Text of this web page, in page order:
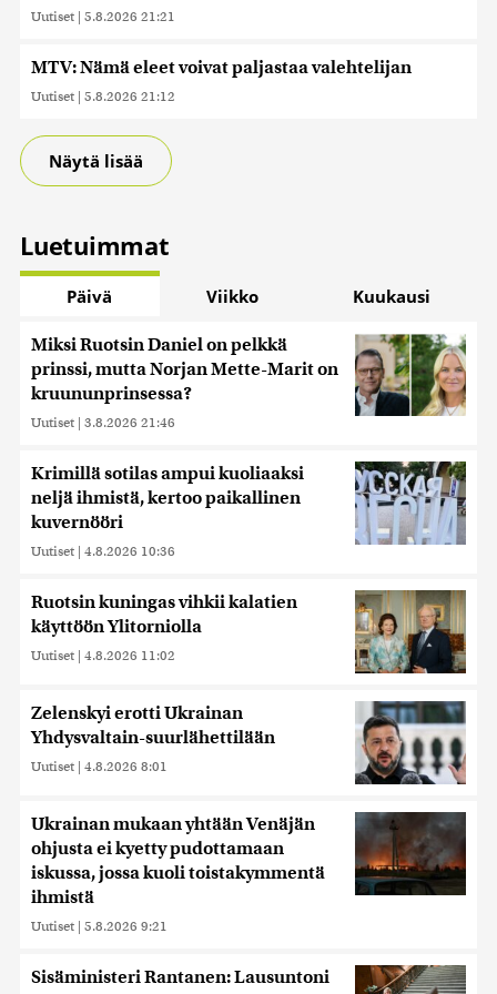
Uutiset | 5.8.2026 21:21
MTV: Nämä eleet voivat paljastaa valehtelijan
Uutiset | 5.8.2026 21:12
Näytä lisää
Luetuimmat
Päivä Viikko Kuukausi
Miksi Ruotsin Daniel on pelkkä
prinssi, mutta Norjan Mette-Marit on
kruununprinsessa?
Uutiset | 3.8.2026 21:46
Krimillä sotilas ampui kuoliaaksi
neljä ihmistä, kertoo paikallinen
kuvernööri
Uutiset | 4.8.2026 10:36
Ruotsin kuningas vihkii kalatien
käyttöön Ylitorniolla
Uutiset | 4.8.2026 11:02
Zelenskyi erotti Ukrainan
Yhdysvaltain-suurlähettilään
Uutiset | 4.8.2026 8:01
Ukrainan mukaan yhtään Venäjän
ohjusta ei kyetty pudottamaan
iskussa, jossa kuoli toistakymmentä
ihmistä
Uutiset | 5.8.2026 9:21
Sisäministeri Rantanen: Lausuntoni